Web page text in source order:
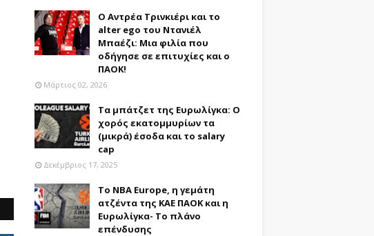
Ο Αντρέα Τρινκιέρι και το
alter ego του Ντανιέλ
Μπαέζι: Μια φιλία που
οδήγησε σε επιτυχίες και ο
ΠΑΟΚ!
Μάρτιος 02, 2026
Τα μπάτζετ της Ευρωλίγκα: Ο
χορός εκατομμυρίων τα
(μικρά) έσοδα και το salary
cap
Δεκέμβριος 17, 2025
Το NBA Europe, η γεμάτη
ατζέντα της ΚΑΕ ΠΑΟΚ και η
Ευρωλίγκα- Το πλάνο
επένδυσης